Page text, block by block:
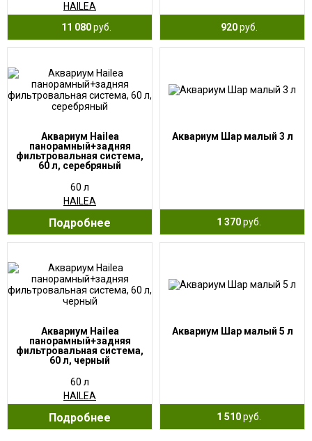
HAILEA
11 080руб. 920руб.
Аквариум Hailea
панорамный+задняя
фильтровальная система,
60 л, серебряный
60 л
HAILEA
Подробнее
Аквариум Шар малый 3 л
1 370руб.
Аквариум Hailea
панорамный+задняя
фильтровальная система,
60 л, черный
60 л
HAILEA
Подробнее
Аквариум Шар малый 5 л
1 510руб.